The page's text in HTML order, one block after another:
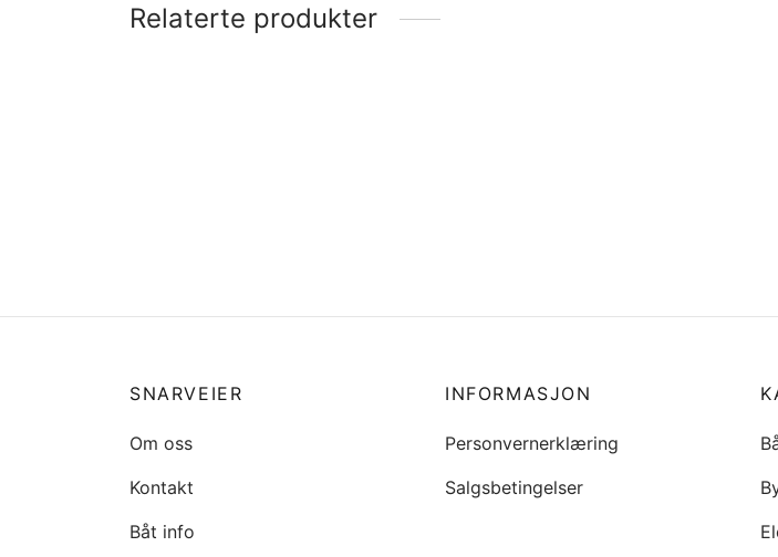
Relaterte produkter
SNARVEIER
Om oss
Kontakt
Båt info
INFORMASJON
Personvernerklæring
Salgsbetingelser